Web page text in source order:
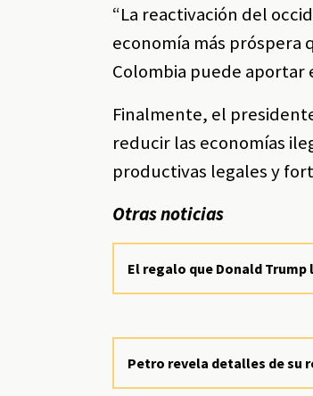
“La reactivación del
economía más próspera
Colombia puede aportar
Finalmente, el
reducir las economías
productivas legales y
Otras noticias
El regalo que Donald
Petro revela detalles de su